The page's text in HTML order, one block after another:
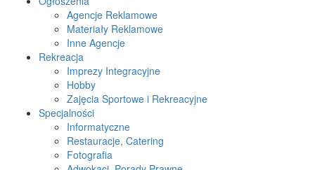
Agencje Reklamowe
Materiały Reklamowe
Inne Agencje
Rekreacja
Imprezy Integracyjne
Hobby
Zajęcia Sportowe i Rekreacyjne
Specjalności
Informatyczne
Restauracje, Catering
Fotografia